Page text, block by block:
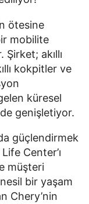
ötesine
mobilite
akıllı
kokpitler ve
küresel
genişletiyor.
güçlendirmek
Center’ı
müşteri
bir yaşam
Chery’nin